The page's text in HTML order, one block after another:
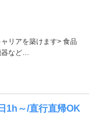
リアを築けます> 食品
など…
1h～/直行直帰OK